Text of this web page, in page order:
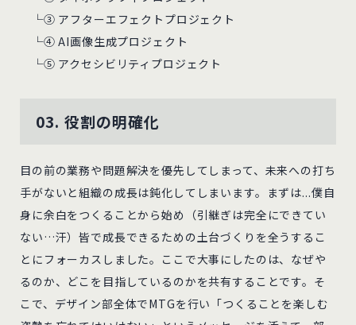
└③ アフターエフェクトプロジェクト
└④ AI画像生成プロジェクト
└⑤ アクセシビリティプロジェクト
03. 役割の明確化
目の前の業務や問題解決を優先してしまって、未来への打ち
手がないと組織の成長は鈍化してしまいます。まずは...僕自
身に余白をつくることから始め（引継ぎは完全にできてい
ない…汗）皆で成長できるための土台づくりを全うするこ
とにフォーカスしました。ここで大事にしたのは、なぜや
るのか、どこを目指しているのかを共有することです。そ
こで、デザイン部全体でMTGを行い「つくることを楽しむ